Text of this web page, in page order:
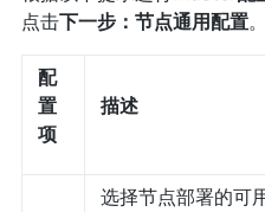
点击下一步：节点通用配置。
配
置
项
描述
选择节点部署的可